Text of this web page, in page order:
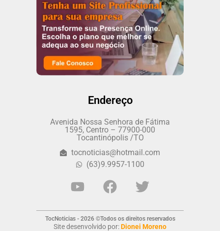
Endereço
Avenida Nossa Senhora de Fátima
1595, Centro – 77900-000
Tocantinópolis /TO
tocnoticias@hotmail.com
(63)9.9957-1100
TocNoticias - 2026 ©Todos os direitos reservados
Site desenvolvido por:Dionei Moreno